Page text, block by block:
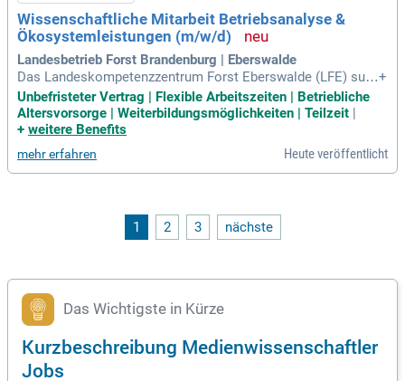
Wissenschaftliche Mitarbeit Betriebsanalyse &
Ökosystemleistungen (m/w/d)
Landesbetrieb Forst Brandenburg | Eberswalde
Das Landeskompetenzzentrum Forst Eberswalde (LFE) suc
ht eine/n engagierte/n Wissenschaftler/in zur Mitarbeit im S
achgebiet Forstliche Betriebswirtschaft und Ökosystemleist
ungen, der/die durch Beratung und Zusammenarbeit zum Erf
+
Unbefristeter Vertrag | Flexible Arbeitszeiten | Betriebliche
Altersvorsorge | Weiterbildungsmöglichkeiten | Teilzeit
+ weitere Benefits
mehr erfahren Heute veröffentlicht
1 2 3 nächste
Das Wichtigste in Kürze
Kurzbeschreibung Medienwissenschaftler
Jobs